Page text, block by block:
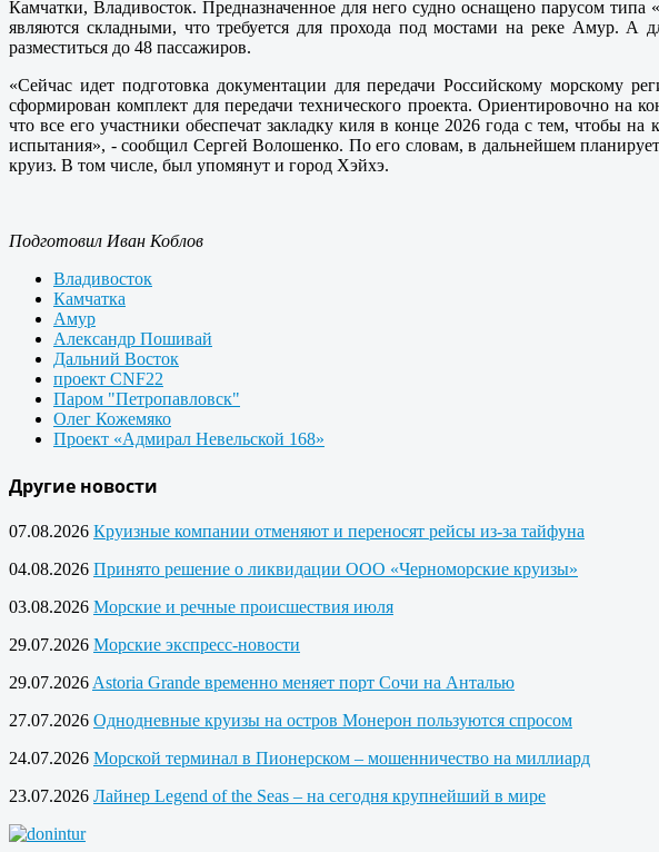
Камчатки, Владивосток. Предназначенное для него судно оснащено парусом
являются складными, что требуется для прохода под мостами на реке Амур. А
разместиться до 48 пассажиров.
«Сейчас идет подготовка документации для передачи Российскому морскому
сформирован комплект для передачи технического проекта. Ориентировочно на
что все его участники обеспечат закладку киля в конце 2026 года с тем, чтобы
испытания», - сообщил Сергей Волошенко. По его словам, в дальнейшем
круиз. В том числе, был упомянут и город Хэйхэ.
Подготовил Иван Коблов
Владивосток
Камчатка
Амур
Александр Пошивай
Дальний Восток
проект CNF22
Паром "Петропавловск"
Олег Кожемяко
Проект «Адмирал Невельской 168»
Другие новости
07.08.2026 Круизные компании отменяют и переносят рейсы из-за тайфуна
04.08.2026 Принято решение о ликвидации ООО «Черноморские круизы»
03.08.2026 Морские и речные происшествия июля
29.07.2026 Морские экспресс-новости
29.07.2026 Astoria Grande временно меняет порт Сочи на Анталью
27.07.2026 Однодневные круизы на остров Монерон пользуются спросом
24.07.2026 Морской терминал в Пионерском – мошенничество на миллиард
23.07.2026 Лайнер Legend of the Seas – на сегодня крупнейший в мире